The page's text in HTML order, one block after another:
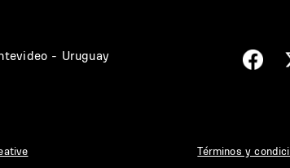
- Uruguay
Términos y